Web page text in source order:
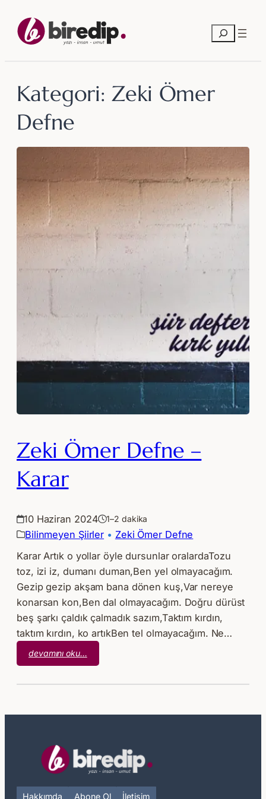
geç
Ara
Kategori: Zeki Ömer
Defne
Zeki Ömer Defne –
Karar
10 Haziran 2024 1–2 dakika
Bilinmeyen Şiirler • Zeki Ömer Defne
Karar Artık o yollar öyle dursunlar oralardaTozu
toz, izi iz, dumanı duman,Ben yel olmayacağım.
Gezip gezip akşam bana dönen kuş,Var nereye
konarsan kon,Ben dal olmayacağım. Doğru dürüst
beş şarkı çaldık çalmadık sazım,Taktım kırdın,
taktım kırdın, ko artıkBen tel olmayacağım. Ne…
devamını oku…
Zeki
Karar
Hakkımda Abone Ol İletişim